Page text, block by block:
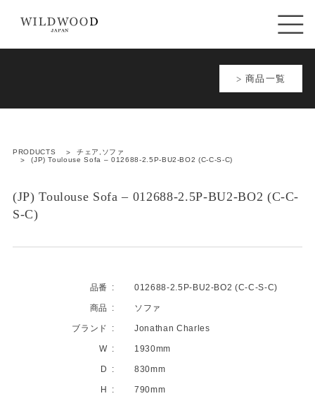
商品一覧
PRODUCTS
チェア,ソファ
(JP) Toulouse Sofa – 012688-2.5P-BU2-BO2 (C-C-S-C)
(JP) Toulouse Sofa – 012688-2.5P-BU2-BO2 (C-C-
S-C)
品番 012688-2.5P-BU2-BO2 (C-C-S-C)
商品 ソファ
ブランド Jonathan Charles
W 1930mm
D 830mm
H 790mm